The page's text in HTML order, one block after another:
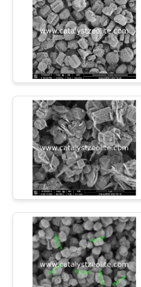
ข่าว
กรณี
แผนผัง
เว็บไซต์
PRIVACY
POLICY
SAPO-
ซีโอไลต์